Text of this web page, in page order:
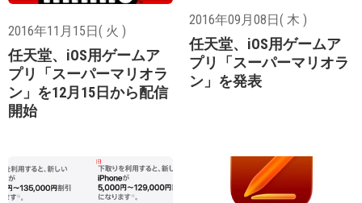
2016年11月15日( 火 )
任天堂、iOS用ゲームア
プリ「スーパーマリオラ
ン」を12月15日から配信
開始
2016年09月08日( 木 )
任天堂、iOS用ゲームア
プリ「スーパーマリオラ
ン」を発表